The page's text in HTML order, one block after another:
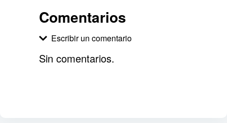
supuso para toda aquella generación de
los alemanes.
Comentarios
Escribir un comentario
Sin comentarios.